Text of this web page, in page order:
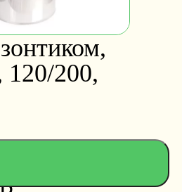
120/200,